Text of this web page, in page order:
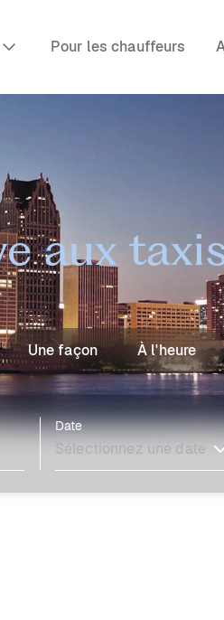
Pour les chauffeurs
aux
Une façon À l'heure
Date